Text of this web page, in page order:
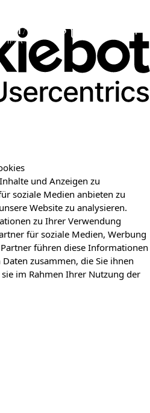
und Anzeigen zu
soziale Medien anbieten zu
Website zu analysieren.
zu Ihrer Verwendung
für soziale Medien, Werbung
führen diese Informationen
zusammen, die Sie ihnen
im Rahmen Ihrer Nutzung der
En